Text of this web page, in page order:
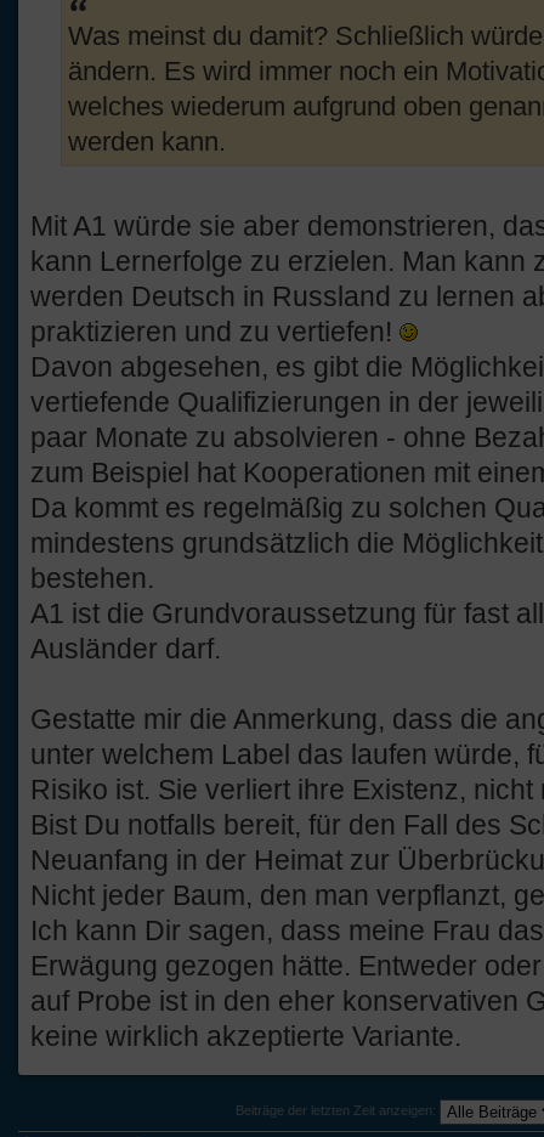
Was meinst du damit? Schließlich
ändern. Es wird immer noch ein
welches wiederum aufgrund oben
werden kann.
Mit A1 würde sie aber demonstrieren,
kann Lernerfolge zu erzielen. Man kann
werden Deutsch in Russland zu lernen
praktizieren und zu vertiefen!
Davon abgesehen, es gibt die
vertiefende Qualifizierungen in der
paar Monate zu absolvieren - ohne
zum Beispiel hat Kooperationen mit
Da kommt es regelmäßig zu solchen
mindestens grundsätzlich die
bestehen.
A1 ist die Grundvoraussetzung für fast
Ausländer darf.
Gestatte mir die Anmerkung, dass die
unter welchem Label das laufen würde,
Risiko ist. Sie verliert ihre Existenz,
Bist Du notfalls bereit, für den Fall des
Neuanfang in der Heimat zur
Nicht jeder Baum, den man verpflanzt,
Ich kann Dir sagen, dass meine Frau
Erwägung gezogen hätte. Entweder
auf Probe ist in den eher konservativen
keine wirklich akzeptierte Variante.
Beiträge der letzten Zeit anzeigen: